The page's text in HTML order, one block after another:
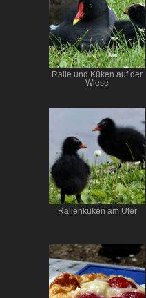
Ralle und Küken auf der
Wiese
Rallenküken am Ufer